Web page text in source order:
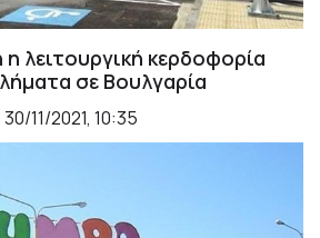
λειτουργική κερδοφορία
σε Βουλγαρία
30/11/2021, 10:35